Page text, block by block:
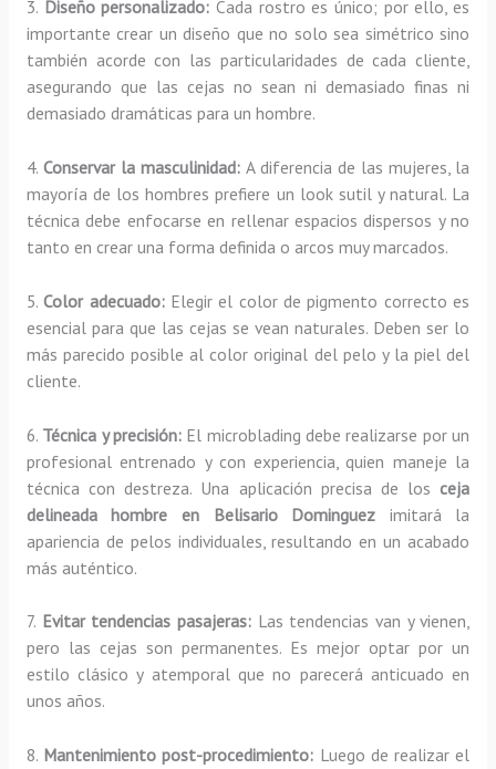
3. Diseño personalizado: Cada rostro es único; por ello, es
importante crear un diseño que no solo sea simétrico sino
también acorde con las particularidades de cada cliente,
asegurando que las cejas no sean ni demasiado finas ni
demasiado dramáticas para un hombre.
4. Conservar la masculinidad:A diferencia de las mujeres, la
mayoría de los hombres prefiere un look sutil y natural. La
técnica debe enfocarse en rellenar espacios dispersos y no
tanto en crear una forma definida o arcos muy marcados.
5.Color adecuado:Elegir el color de pigmento correcto es
esencial para que las cejas se vean naturales. Deben ser lo
más parecido posible al color original del pelo y la piel del
cliente.
6. Técnica y precisión:El microblading debe realizarse por un
profesional entrenado y con experiencia, quien maneje la
técnica con destreza. Una aplicación precisa de losceja
delineada hombre en Belisario Dominguez imitará la
apariencia de pelos individuales, resultando en un acabado
más auténtico.
7. Evitar tendencias pasajeras:Las tendencias van y vienen,
pero las cejas son permanentes. Es mejor optar por un
estilo clásico y atemporal que no parecerá anticuado en
unos años.
8. Mantenimiento post-procedimiento: Luego de realizar el